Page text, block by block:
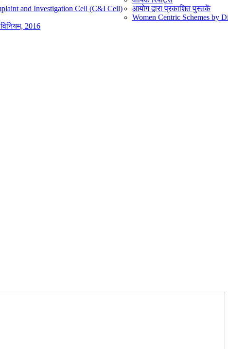
and Investigation Cell (C&I Cell)
2016
आयोग द्वारा प्रकाशित पुस्तकें
Women Centric Schemes by